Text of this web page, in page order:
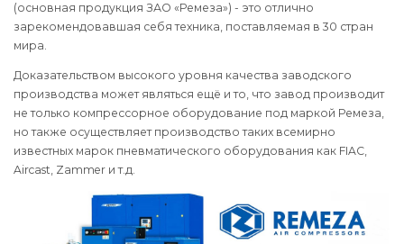
(основная продукция ЗАО «Ремеза») - это отлично
зарекомендовавшая себя техника, поставляемая в 30 стран
мира.
Доказательством высокого уровня качества заводского
производства может являться ещё и то, что завод производит
не только компрессорное оборудование под маркой Ремеза,
но также осуществляет производство таких всемирно
известных марок пневматического оборудования как FIAC,
Aircast, Zammer и т.д.